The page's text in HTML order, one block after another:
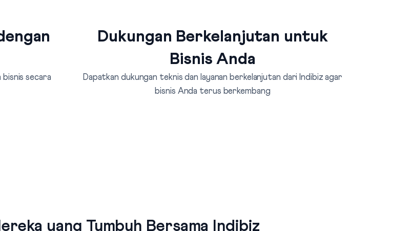
bisnis secara
Dukungan Berkelanjutan untuk
Bisnis Anda
Dapatkan dukungan teknis dan layanan berkelanjutan dari Indibiz agar
bisnis Anda terus berkembang
yang Tumbuh Bersama Indibiz